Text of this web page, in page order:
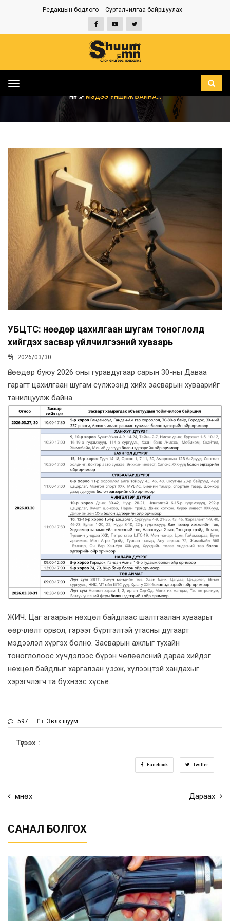
Редакцын бодлого Сурталчилгаа байршуулах
Toggle
НҮҮР МЭДЭЭ УНШИЖ БАЙНА...
УБЦТС: Өнөөдөр цахилгаан шугам тоноглолд
хийгдэх засвар үйлчилгээний хуваарь
2026/03/30
Өнөөдөр буюу 2026 оны гуравдугаар сарын 30-ны Даваа
гарагт цахилгаан шугам сүлжээнд хийх засварын хуваарийг
танилцуулж байна.
ЖИЧ: Цаг агаарын нөхцөл байдлаас шалтгаалан хуваарьт
өөрчлөлт орвол, гэрээт бүртгэлтэй утасны дугаарт
мэдээлэл хүргэх болно. Засварын ажлыг тухайн
тоноглолоос хүчдэлээс бүрэн чөлөөлсний дараа хийдэг
нөхцөл байдлыг харгалзан үзэж, хүлээцтэй хандахыг
хэрэгчлэгч та бүхнээс хүсье.
597 Зөвлөх шуум
Түгээх :
Facebook Twitter
Өмнөх Дараах
САНАЛ БОЛГОХ